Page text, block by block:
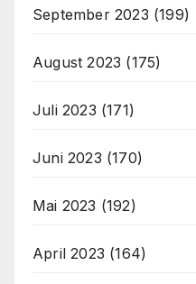
September 2023 (199)
August 2023 (175)
Juli 2023 (171)
Juni 2023 (170)
Mai 2023 (192)
April 2023 (164)